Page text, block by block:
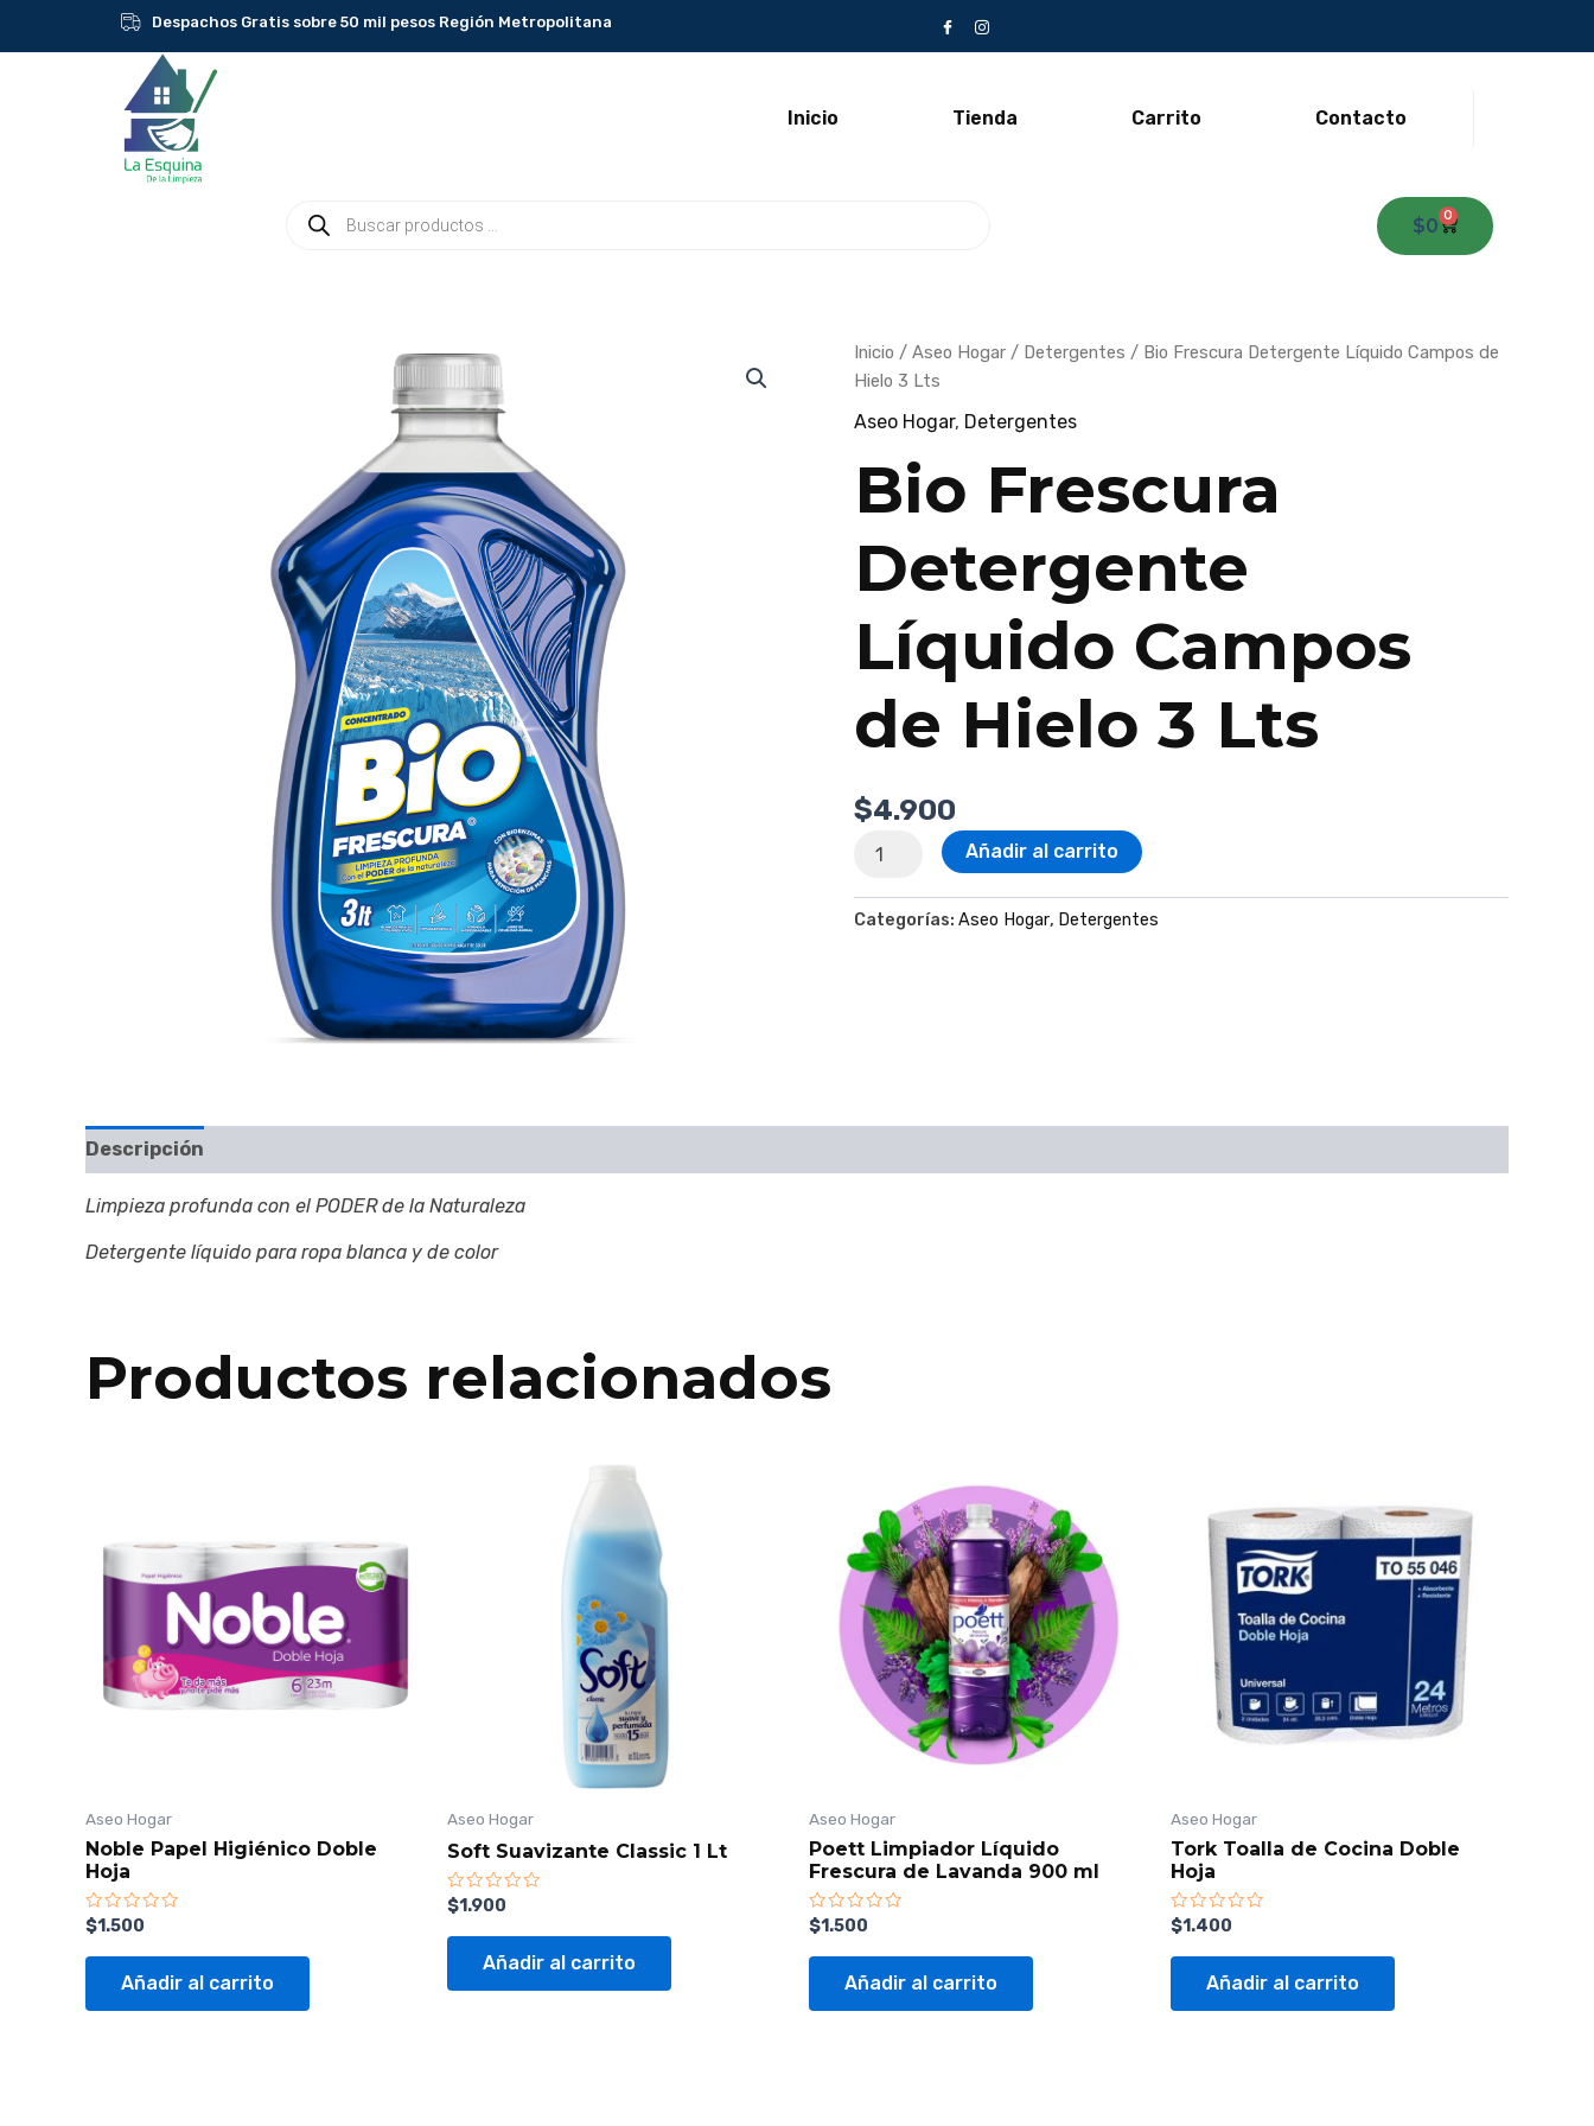
Despachos Gratis sobre 50 mil pesos Región Metropolitana
Inicio Tienda Carrito Contacto
de
productos
$0 0 Carrito
Inicio / Aseo Hogar / Detergentes / Bio Frescura Detergente Líquido Campos de
Hielo 3 Lts
Aseo Hogar, Detergentes
Bio Frescura
Detergente
Líquido Campos
de Hielo 3 Lts
$4.900
Bio
Frescura
Detergente
Campos
Lts
cantidad
Añadir al carrito
Categorías: Aseo Hogar, Detergentes
Descripción
Limpieza profunda con el PODER de la Naturaleza
Detergente líquido para ropa blanca y de color
Productos relacionados
Aseo Hogar
Noble Papel Higiénico Doble
Hoja
Valorado
con
0
$1.500
Añadir al carrito
Aseo Hogar
Soft Suavizante Classic 1 Lt
Valorado
con
0
$1.900
Añadir al carrito
Aseo Hogar
Poett Limpiador Líquido
Frescura de Lavanda 900 ml
Valorado
con
0
$1.500
Añadir al carrito
Aseo Hogar
Tork Toalla de Cocina Doble
Hoja
Valorado
con
0
$1.400
Añadir al carrito